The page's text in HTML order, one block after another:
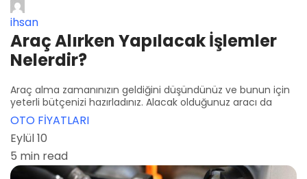
ihsan
Araç Alırken Yapılacak İşlemler
Nelerdir?
Araç alma zamanınızın geldiğini düşündünüz ve bunun için
yeterli bütçenizi hazırladınız. Alacak olduğunuz aracı da
OTO FİYATLARI
Eylül 10
5 min read